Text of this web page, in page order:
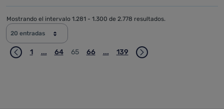
20 entradas
Mostrando el intervalo 1.281 - 1.300 de 2.778 resultados.
Página
1 ...Páginas intermedias Use TAB para desplazarse.
Página
64 Página
65 Página
66 ...Páginas intermedias Use TAB para
Página
139